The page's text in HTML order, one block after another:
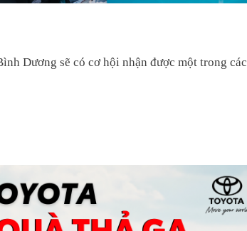
Dương sẽ có cơ hội nhận được một trong các